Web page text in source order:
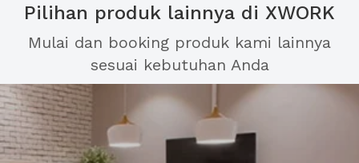
Pilihan produk lainnya di XWORK
Mulai dan booking produk kami lainnya
sesuai kebutuhan Anda